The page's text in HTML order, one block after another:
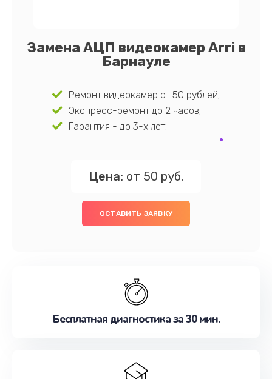
Замена АЦП видеокамер Arri в
Барнауле
Ремонт видеокамер от 50 рублей;
Экспресс-ремонт до 2 часов;
Гарантия - до 3-х лет;
Цена: от 50 руб.
ОСТАВИТЬ ЗАЯВКУ
Бесплатная диагностика за 30 мин.